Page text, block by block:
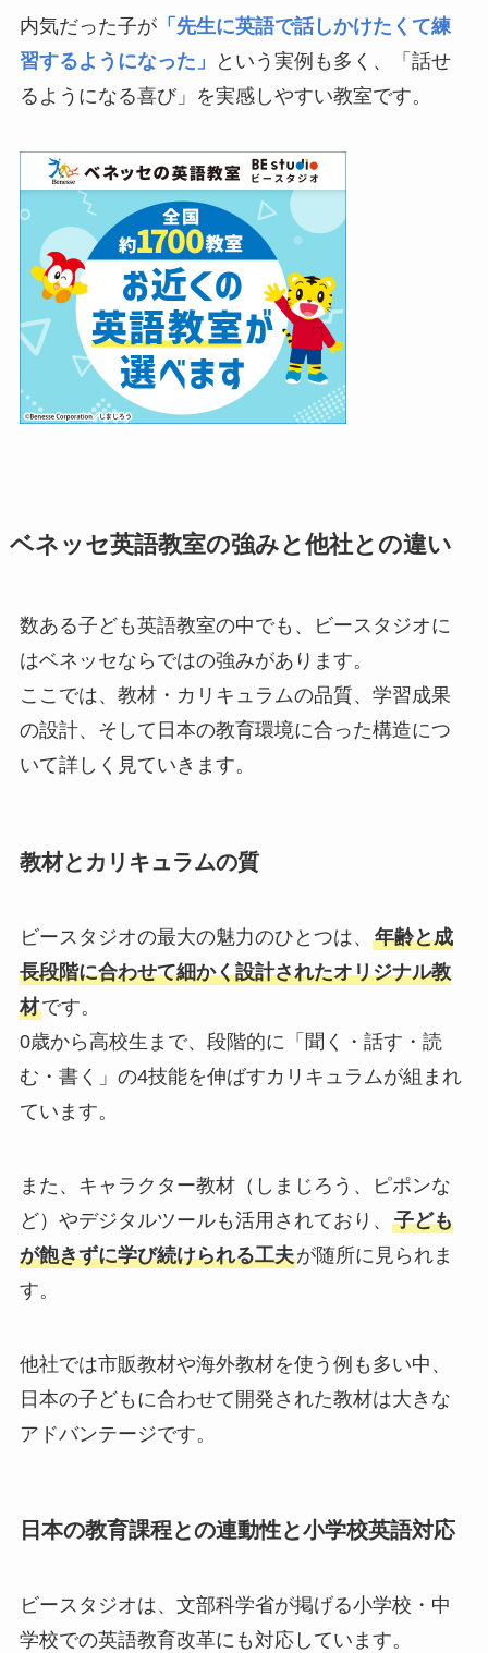
内気だった子が「先生に英語で話しかけたくて練
習するようになった」
という実例も多く、「話せ
るようになる喜び」を実感しやすい教室です。
ベネッセ英語教室の強みと他社との違い
数ある子ども英語教室の中でも、ビースタジオに
はベネッセならではの強みがあります。
ここでは、教材・カリキュラムの品質、学習成果
の設計、そして日本の教育環境に合った構造につ
いて詳しく見ていきます。
教材とカリキュラムの質
ビースタジオの最大の魅力のひとつは、 年齢と成
長段階に合わせて細かく設計されたオリジナル教
材です。
0歳から高校生まで、段階的に「聞く・話す・読
む・書く」の4技能を伸ばすカリキュラムが組まれ
ています。
また、キャラクター教材（しまじろう、ピポンな
ど）やデジタルツールも活用されており、 子ども
が飽きずに学び続けられる工夫が随所に見られま
す。
他社では市販教材や海外教材を使う例も多い中、
日本の子どもに合わせて開発された教材は大きな
アドバンテージです。
日本の教育課程との連動性と小学校英語対応
ビースタジオは、文部科学省が掲げる小学校・中
学校での英語教育改革にも対応しています。